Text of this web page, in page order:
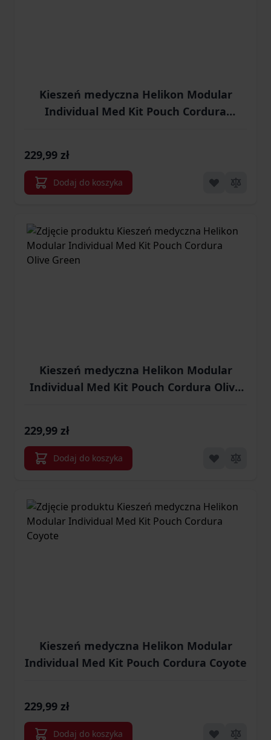
Kieszeń medyczna Helikon Modular
Individual Med Kit Pouch Cordura
229,99 zł
Dodaj do koszyka
Kieszeń medyczna Helikon Modular
Individual Med Kit Pouch Cordura Olive
229,99 zł
Dodaj do koszyka
Kieszeń medyczna Helikon Modular
Individual Med Kit Pouch Cordura Coyote
229,99 zł
Dodaj do koszyka